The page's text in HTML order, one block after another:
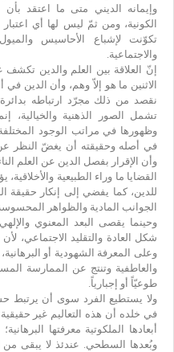
وإيمانه الديني متى ما اعتقد بأن
الكونية، ومن ثمّ ليس لها أي
تكوّنت لإشباع الأحاسيس والميول
والاجتماعية.
إنّ العلاقة بين العلم والدين
الاثنين ما هو إلاّ وهم، وأن الدين
نقصد من ذلك مجرّد ارتباطه
تشمل الصور الذهنية والخيالية،
وظهورها في مراتب الوجود
في أصله وحقيقته أن يغضّ النظر عن
وأن الإقرار بفصل الدين عن العلم
القضايا ما وراء الطبيعية
للدين، كما يفضي إلى إنكار حقيقة
الجوانب المادية والظواهر
وحينما يقصى البعد المعنوي
شكل العادة والتقليد الاجتماعي،
وعلى المعرفة الشهودية أو
والعاطفية وتنتج عن الممارسة
طوعيّاً أو إجبارياً.
ولا يستطيع الفرد سوى أن يرتبط
في خلده أن هذه التعاليم غير
أبعادها الملكوتية معرفتها
وبُعدها السطحي. عندئذ لا يبقى من